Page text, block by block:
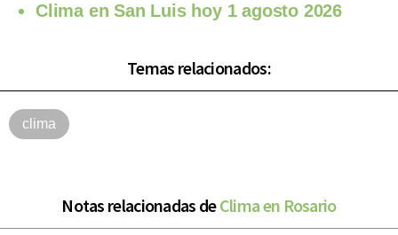
Clima en San Luis hoy 1 agosto 2026
Temas relacionados:
clima
Notas relacionadas deClima en Rosario